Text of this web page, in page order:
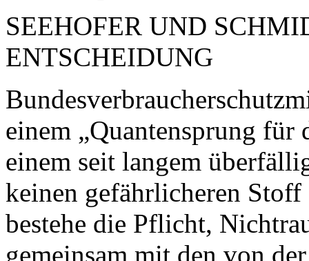
SEEHOFER UND
ENTSCHEIDUNG
einem „Quantensprung für
einem seit langem
keinen gefährlicheren Stoff
bestehe die Pflicht,
gemeinsam mit den von